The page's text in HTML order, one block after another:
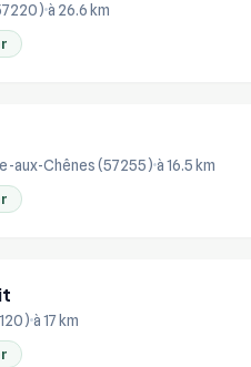
à 26.6 km
aux-Chênes (57255) à 16.5 km
à 17 km